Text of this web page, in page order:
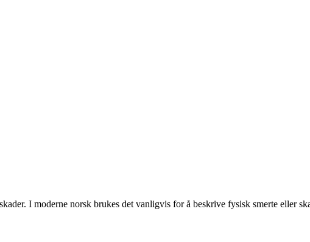
I moderne norsk brukes det vanligvis for å beskrive fysisk smerte eller